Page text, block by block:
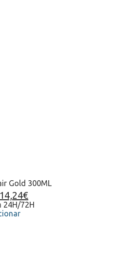
Gold 300ML
14,24€
24H/72H